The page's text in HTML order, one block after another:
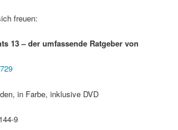
freuen:
13 – der umfassende Ratgeber von
in Farbe, inklusive DVD
9